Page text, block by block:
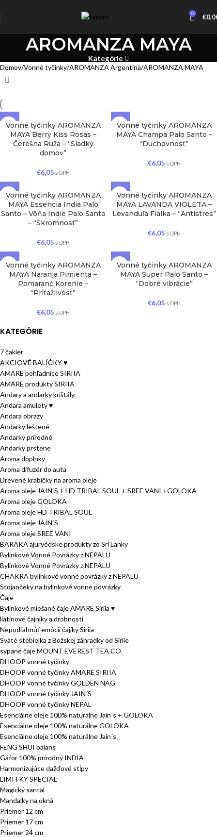
0 €
AROMANZA MAYA
Kategórie
KATEGÓRIE
7 čakier
AKCIOVÉ BALÍČKY ♥
AMARE pohľadnice SIRIIA
AMARE produkty SIRIIA
Andary a andarky krištály
Andara amulety ♥
Andara obrazy
Andarky leštené
Andarky prírodné
Andarky prstene
Aroma doplnky
Aroma difuzér do auta
Drevené krabičky na aroma oleje
Aroma oleje JAIN´S + HD TRIBAL SOUL + SREE VANI +GOLOKA
Aroma oleje GOLOKA
Aroma oleje HD TRIBAL SOUL
Aroma oleje JAIN´S
Aroma oleje SREE VANI
BARAKA ajurvédske produkty zo Srí Lanky
Bylinkové Vonné Povrázky z NEPALU
Bylinkové Vonné Povrázky z NEPALU
CHAKRA bylinkové vonné povrázky z NEPALU
Stojančeky na bylinkové vonné povrázky
Čaje
Bylinkové miešané čaje AMARE Siriia ♥
liatinové čajníky a drobnosti
Nepodľahnúť emócii čajíky Siriia
Sväté stebielka z Božskej záhradky od Siriie
sypané čaje MOUNT EVEREST TEA CO.
DHOOP vonné tyčinky
DHOOP vonné tyčinky AMARE SIRIIA
DHOOP vonné tyčinky GOLDEN NAG
DHOOP vonné tyčinky JAIN´S
DHOOP vonné tyčinky NEPAL
Esenciálne oleje 100% naturálne Jain´s + GOLOKA
Esenciálne oleje 100% naturálne GOLOKA
Esenciálne oleje 100% naturálne Jain´s
FENG SHUI balans
Gáfor 100% prírodný INDIA
Harmonizujúce dažďové stĺpy
LIMITKY SPECIAL
Magický santal
Mandalky na okná
Priemer 12 cm
Priemer 17 cm
Priemer 24 cm
Domov Vonné tyčinky AROMANZA Argentina AROMANZA MAYA
Vonné tyčinky AROMANZA
MAYA Berry Kiss Rosas –
Čerešna Ruža – “Sladký
domov”
€6,05 s DPH
Vonné tyčinky AROMANZA
MAYA Champa Palo Santo –
“Duchovnosť”
€6,05 s DPH
Vonné tyčinky AROMANZA
MAYA Essencia India Palo
Santo – Vôňa Indie Palo Santo
– “Skromnosť”
€6,05 s DPH
Vonné tyčinky AROMANZA
MAYA LAVANDA VIOLETA –
Levanduľa Fialka – “Antistres”
€6,05 s DPH
Vonné tyčinky AROMANZA
MAYA Naranja Pimienta –
Pomaranč Korenie –
“Príťažlivosť”
€6,05 s DPH
Vonné tyčinky AROMANZA
MAYA Super Palo Santo –
“Dobré vibrácie”
€6,05 s DPH